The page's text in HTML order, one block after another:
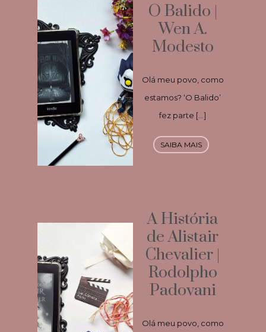
O Balido |
Wen A.
Modesto
Olá meu povo, como
estamos? ‘O Balido’
fez parte […]
SAIBA MAIS
A História
de Alistair
Chevalier |
Rodolpho
Padovani
Olá meu povo, como